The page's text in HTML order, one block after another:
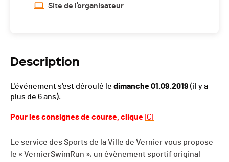
Site de l'organisateur
Description
L'événement s'est déroulé le dimanche 01.09.2019 (il y a
plus de 6 ans).
Pour les consignes de course, clique ICI
Le service des Sports de la Ville de Vernier vous propose
le « VernierSwimRun », un évènement sportif original